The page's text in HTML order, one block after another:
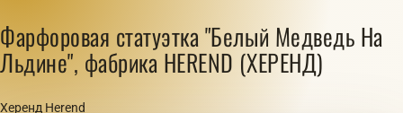
Фарфоровая статуэтка "Белый Мeдвeдь Нa
Льдине", фaбрикa НЕREND (ХЕРЕHД)
Херенд Herend